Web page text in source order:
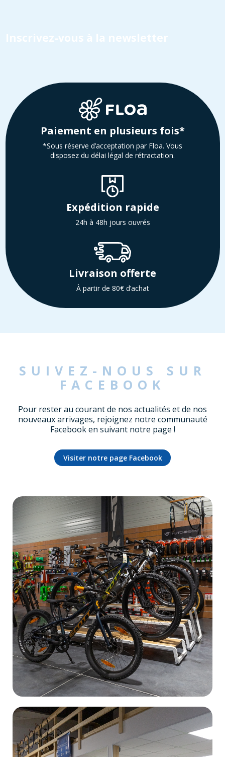
Inscrivez-vous à la newsletter
Paiement en plusieurs fois*
*Sous réserve d’acceptation par Floa. Vous
disposez du délai légal de rétractation.
Expédition rapide
24h à 48h jours ouvrés
Livraison offerte
À partir de 80€ d’achat
SUIVEZ-NOUS SUR
FACEBOOK
Pour rester au courant de nos actualités et de nos
nouveaux arrivages, rejoignez notre communauté
Facebook en suivant notre page !
Visiter notre page Facebook